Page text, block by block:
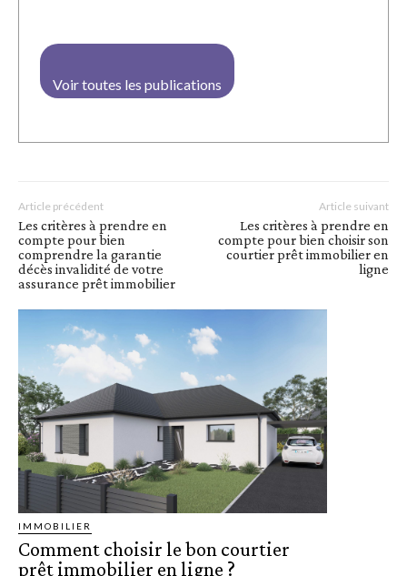
Voir toutes les publications
Article précédent
Les critères à prendre en
compte pour bien
comprendre la garantie
décès invalidité de votre
assurance prêt immobilier
Article suivant
Les critères à prendre en
compte pour bien choisir son
courtier prêt immobilier en
ligne
IMMOBILIER
Comment choisir le bon courtier
prêt immobilier en ligne ?